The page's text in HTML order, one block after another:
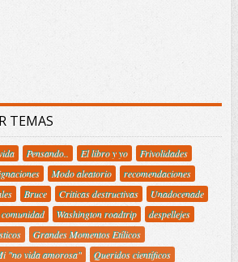
TEMAS
Pensando.. El libro y yo
Frivolidades
Modo aleatorio
recomendaciones
Bruce Criticas destructivas
Unadocenade
Washington roadtrip
despellejes
Grandes Momentos Etílicos
"no vida amorosa"
Queridos científicos